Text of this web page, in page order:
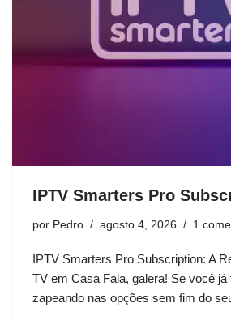
IPTV Smarters Pro
por Pedro agosto 4, 2026 1
IPTV Smarters Pro Subscription: A
TV em Casa Fala, galera! Se você já
zapeando nas opções sem fim do